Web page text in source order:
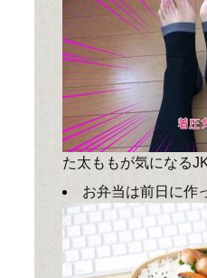
た太ももが気になる
お弁当は前日に作